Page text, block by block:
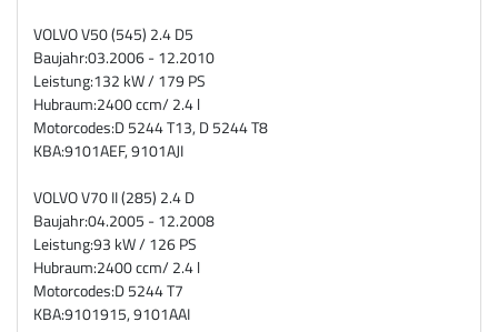
VOLVO V50 (545) 2.4 D5
Baujahr:03.2006 - 12.2010
Leistung:132 kW / 179 PS
Hubraum:2400 ccm/ 2.4 l
Motorcodes:D 5244 T13, D 5244 T8
KBA:9101AEF, 9101AJI
VOLVO V70 II (285) 2.4 D
Baujahr:04.2005 - 12.2008
Leistung:93 kW / 126 PS
Hubraum:2400 ccm/ 2.4 l
Motorcodes:D 5244 T7
KBA:9101915, 9101AAI